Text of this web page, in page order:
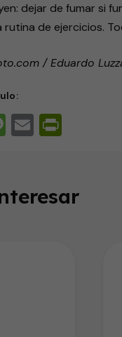
dejar de fumar si
de ejercicios.
/ Eduardo
Message
Email